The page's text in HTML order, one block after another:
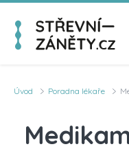
Úvod Poradna lékaře